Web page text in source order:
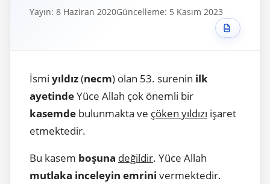
Yayın: 8 Haziran 2020Güncelleme: 5 Kasım 2023
İsmi yıldız(necm) olan 53. surenin ilk
ayetindeYüce Allah çok önemli bir
kasemde bulunmakta ve çöken yıldızı işaret
etmektedir.
Bu kasem boşuna değildir. Yüce Allah
mutlaka inceleyin emrini vermektedir.